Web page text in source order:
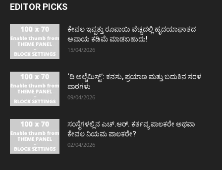
EDITOR PICKS
ಕೇವಲ ಇಪ್ಪತ್ತು ರೂಪಾಯಿ ವೆಚ್ಚದಲ್ಲಿ ಹೃದಯಾಘಾತದ
ಅಪಾಯ ಕಡಿಮೆ ಮಾಡಬಹುದು!
15/04/2026
‘ದಿ ಅಲ್ಚೆಮಿಸ್ಟ್’: ಕನಸು, ಪ್ರಯಾಣ ಮತ್ತು ಬದುಕಿನ ಸರಳ
ಪಾಠಗಳು
09/04/2026
ಸಂಸ್ಥೆಗಳಲ್ಲಿನ ಎಚ್.ಆರ್. ಕರ್ತವ್ಯ ಪಾಲಕರೇ ಅಥವಾ
ಕೇವಲ ನಿಯಮ ಪಾಲಕರೇ?
02/04/2026